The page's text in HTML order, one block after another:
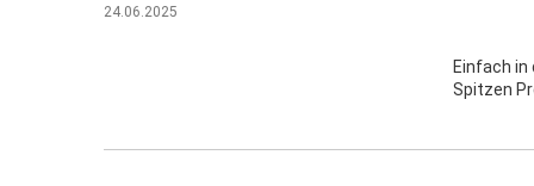
24.06.2025
Einfach in
Spitzen